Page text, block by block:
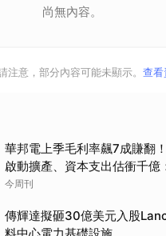
尚無內容。
注意，部分內容可能未顯示。 查看
華邦電上季毛利率飆7成賺翻
啟動擴產、資本支出估衝千億
到，早入主記憶體廠
今周刊
傳輝達擬砸30億美元入股